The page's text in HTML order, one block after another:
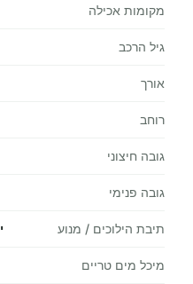
מקומות אכילה
גיל הרכב
אורך
רוחב
גובה חיצוני
גובה פנימי
תיבת הילוכים / מנוע
מיכל מים טריים